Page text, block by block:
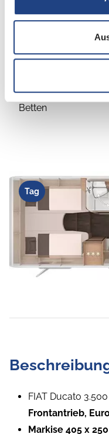
Anzahl der Sitze mit
Betten
Tag
FIAT Ducato
Frontantrieb,
Markise 405 x